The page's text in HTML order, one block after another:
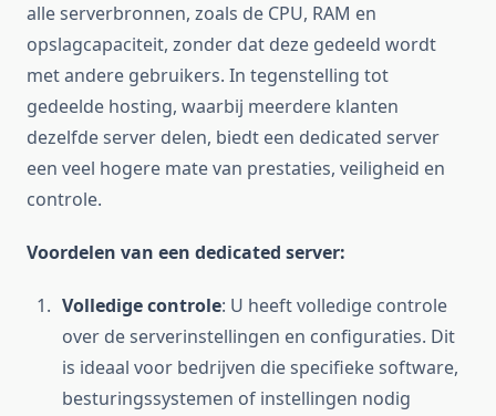
alle serverbronnen, zoals de CPU, RAM en
opslagcapaciteit, zonder dat deze gedeeld wordt
met andere gebruikers. In tegenstelling tot
gedeelde hosting, waarbij meerdere klanten
dezelfde server delen, biedt een dedicated server
een veel hogere mate van prestaties, veiligheid en
controle.
Voordelen van een dedicated server:
Volledige controle: U heeft volledige controle
over de serverinstellingen en configuraties. Dit
is ideaal voor bedrijven die specifieke software,
besturingssystemen of instellingen nodig